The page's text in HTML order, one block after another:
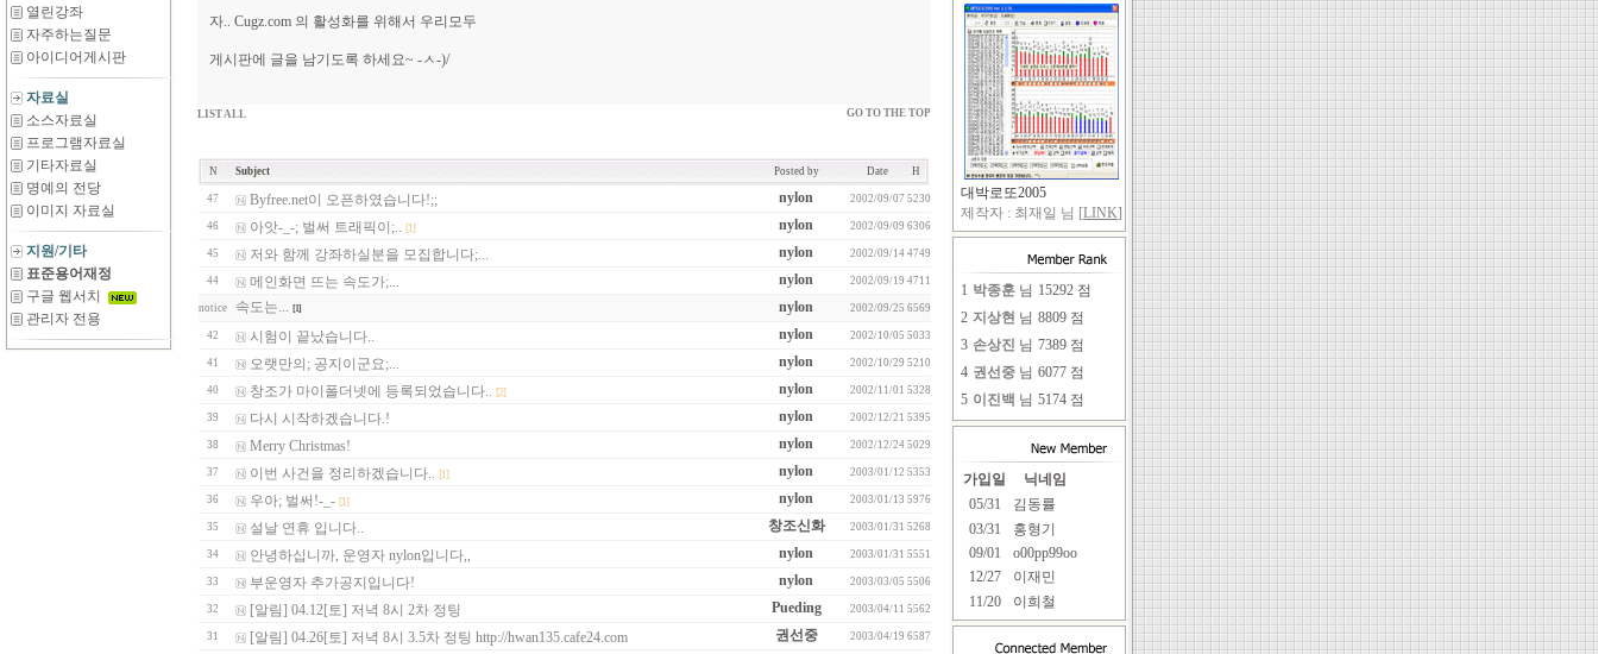
열린강좌
자주하는질문
아이디어게시판
자료실
소스자료실
프로그램자료실
기타자료실
명예의 전당
이미지 자료실
지원/기타
표준용어재정
구글 웹서치
관리자 전용
자.. Cugz.com 의 활성화를 위해서 우리모두
게시판에 글을 남기도록 하세요~ -ㅅ-)/
LIST ALL GO TO THE TOP
N Subject Posted by Date H
47 Byfree.net이 오픈하였습니다!;; nylon 2002/09/07 5230
46 아앗-_-; 벌써 트래픽이;.. [1] nylon 2002/09/09 6306
45 저와 함께 강좌하실분을 모집합니다;... nylon 2002/09/144749
44 메인화면 뜨는 속도가;... nylon 2002/09/19 4711
notice 속도는... [1] nylon 2002/09/25 6569
42 시험이 끝났습니다.. nylon 2002/10/05 5033
41 오랫만의; 공지이군요;... nylon 2002/10/29 5210
40 창조가 마이폴더넷에 등록되었습니다.. [2] nylon 2002/11/01 5328
39 다시 시작하겠습니다.! nylon 2002/12/21 5395
38 Merry Christmas! nylon 2002/12/245029
37 이번 사건을 정리하겠습니다.. [1] nylon 2003/01/12 5353
36 우아; 벌써!-_- [1] nylon 2003/01/13 5976
35 설날 연휴 입니다.. 창조신화 2003/01/31 5268
34 안녕하십니까, 운영자 nylon입니다,, nylon 2003/01/31 5551
33 부운영자 추가공지입니다! nylon 2003/03/05 5506
32 [알림] 04.12[토] 저녁 8시 2차 정팅 Pueding 2003/04/11 5562
31 [알림] 04.26[토] 저녁 8시 3.5차 정팅 http://hwan135.cafe24.com 권선중 2003/04/19 6587
대박로또2005
제작자 : 최재일 님 [LINK]
1 박종훈 님 15292 점
2 지상현 님 8809 점
3 손상진 님 7389 점
4 권선중 님 6077 점
5 이진백 님 5174 점
가입일
닉네임
05/31
김동률
03/31
홍형기
09/01
o00pp99oo
12/27
이재민
11/20
이희철